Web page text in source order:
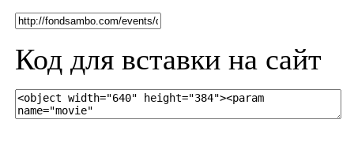
Код для вставки на сайт